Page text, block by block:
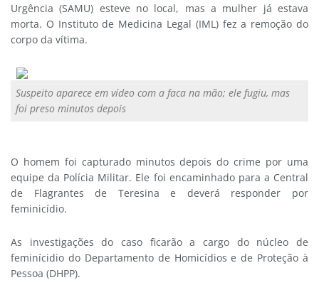
Urgência (SAMU) esteve no local, mas a mulher já estava
morta. O Instituto de Medicina Legal (IML) fez a remoção do
corpo da vítima.
Suspeito aparece em vídeo com a faca na mão; ele fugiu, mas
foi preso minutos depois
O homem foi capturado minutos depois do crime por uma
equipe da Polícia Militar. Ele foi encaminhado para a Central
de Flagrantes de Teresina e deverá responder por
feminicídio.
As investigações do caso ficarão a cargo do núcleo de
feminícidio do Departamento de Homicídios e de Proteção à
Pessoa (DHPP).